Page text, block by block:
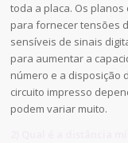
toda a placa. Os
para fornecer tensões
sensíveis de sinais
para aumentar a
número e a disposição
circuito impresso
podem variar muito.